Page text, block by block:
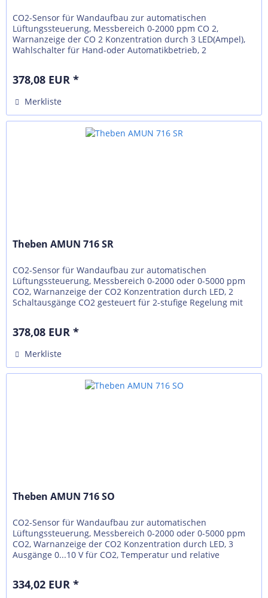
CO2-Sensor für Wandaufbau zur automatischen
Lüftungssteuerung, Messbereich 0-2000 ppm CO 2,
Warnanzeige der CO 2 Konzentration durch 3 LED(Ampel),
Wahlschalter für Hand-oder Automatikbetrieb, 2
378,08 EUR *
Merkliste
Theben AMUN 716 SR
CO2-Sensor für Wandaufbau zur automatischen
Lüftungssteuerung, Messbereich 0-2000 oder 0-5000 ppm
CO2, Warnanzeige der CO2 Konzentration durch LED, 2
Schaltausgänge CO2 gesteuert für 2-stufige Regelung mit
378,08 EUR *
Merkliste
Theben AMUN 716 SO
CO2-Sensor für Wandaufbau zur automatischen
Lüftungssteuerung, Messbereich 0-2000 oder 0-5000 ppm
CO2, Warnanzeige der CO2 Konzentration durch LED, 3
Ausgänge 0...10 V für CO2, Temperatur und relative
334,02 EUR *